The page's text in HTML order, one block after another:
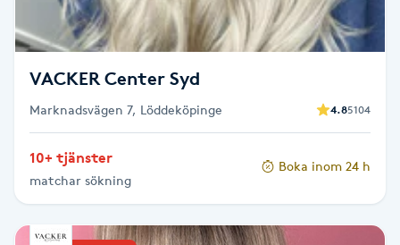
Gravidyoga
Gua Sha-massage
Hatha Yoga
Headspa
VACKER Center Syd
Marknadsvägen 7, Löddeköpinge 4.85104
10+ tjänster
matchar sökning
Boka inom 24 h